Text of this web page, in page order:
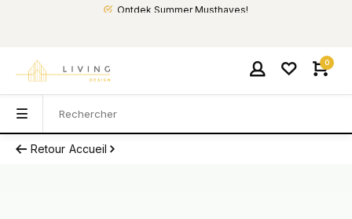
Ontdek Summer Musthaves!
0
Retour Accueil